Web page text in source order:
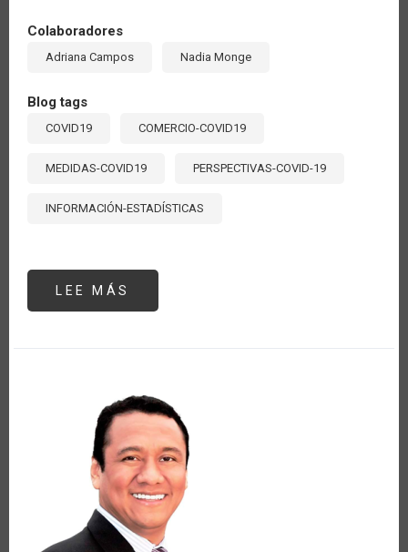
Colaboradores
Adriana Campos Nadia Monge
Blog tags
COVID19 COMERCIO-COVID19
MEDIDAS-COVID19 PERSPECTIVAS-COVID-19
INFORMACIÓN-ESTADÍSTICAS
LEE MÁS
Y
PARA
LA
SEGURIDAD
ALIMENTARIA
Y
EL
COMERCIO
AGRÍCOLA
DURANTE
LA
PANDEMIA